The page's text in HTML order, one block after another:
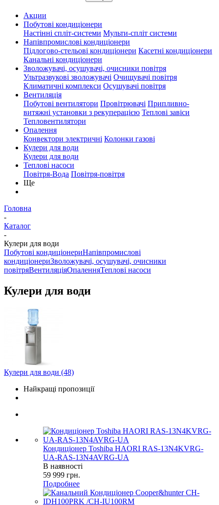
Акции
Побутові кондиціонери
Настінні спліт-системи Мульти-спліт системи
Напівпромислові кондиціонери
Підлогово-стельові кондиціонери Касетні кондиціонери
Канальні кондиціонери
Зволожувачі, осушувачі, очисники повітря
Ультразвукові зволожувачі Очищувачі повітря
Климатичні комплекси Осушувачі повітря
Вентиляція
Побутові вентилятори Провітрювачі Припливно-
витяжні установки з рекуперацією Теплові завіси
Тепловентилятори
Опалення
Конвектори электричні Колонки газові
Кулери для води
Кулери для води
Теплові насоси
Повітря-Вода Повітря-повітря
Ще
Головна
-
Каталог
-
Кулери для води
Побутові кондиціонериНапівпромислові
кондиціонериЗволожувачі, осушувачі, очисники
повітряВентиляціяОпаленняТеплові насоси
Кулери для води
Кулери для води (48)
Найкращі пропозиції
Кондиціонер Toshiba HAORI RAS-13N4KVRG-
UA-RAS-13N4AVRG-UA
В наявності
59 999 грн.
Подробнее